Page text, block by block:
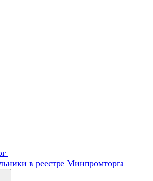
в реестре Минпромторга